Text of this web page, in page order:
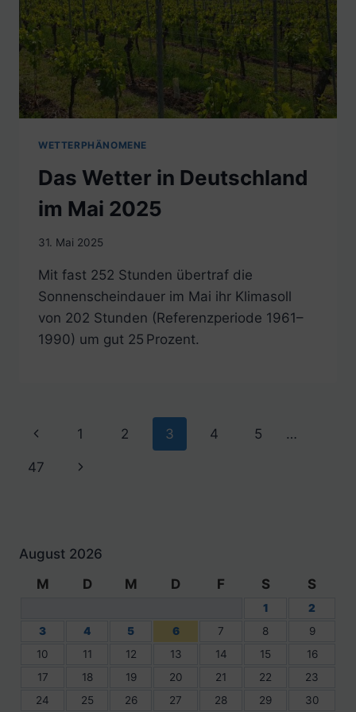
WETTERPHÄNOMENE
Das Wetter in Deutschland
im Mai 2025
31. Mai 2025
Mit fast 252 Stunden übertraf die
Sonnenscheindauer im Mai ihr Klimasoll
von 202 Stunden (Referenzperiode 1961–
1990) um gut 25 Prozent.
Seitennavigation
Vorherige
Seite
1 2 3 4 5 …
47
Nächste
August 2026
M
D M D F S S
1
2
3
4 5 6 7 8
9
10
11 12 13 14 15
16
17
18 19 20 21 22
23
24
25 26 27 28 29
30